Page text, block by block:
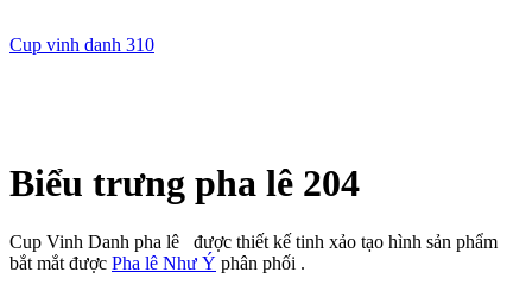
Cup vinh danh 310
Biểu trưng pha lê 204
Cup Vinh Danh pha lê được thiết kế tinh xảo tạo hình sản phẩm
bắt mắt được Pha lê Như Ý phân phối .